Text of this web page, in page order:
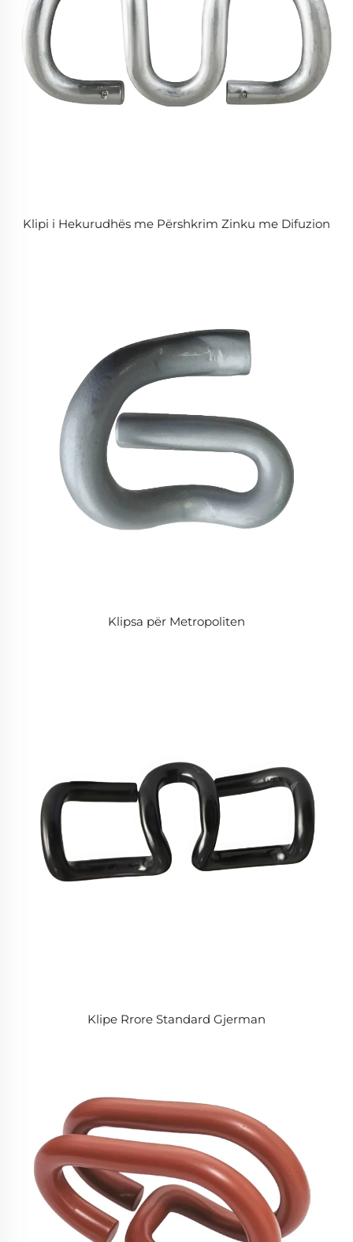
Klipi i Hekurudhës me Përshkrim Zinku me Difuzion
Klipsa për Metropoliten
Klipe Rrore Standard Gjerman